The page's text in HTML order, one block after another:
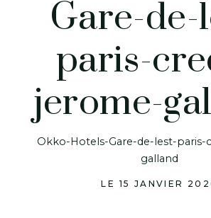
Gare-de-
paris-
jerome-
Okko-Hotels-Gare-de-lest-paris-
galland
LE 15 JANVIER